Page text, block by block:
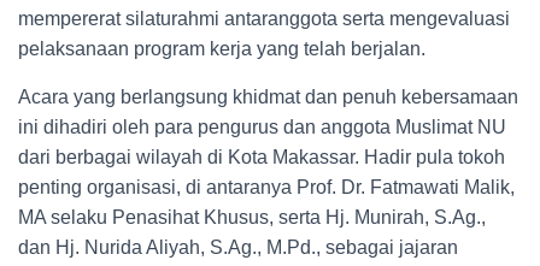
mempererat silaturahmi antaranggota serta mengevaluasi
pelaksanaan program kerja yang telah berjalan.
Acara yang berlangsung khidmat dan penuh kebersamaan
ini dihadiri oleh para pengurus dan anggota Muslimat NU
dari berbagai wilayah di Kota Makassar. Hadir pula tokoh
penting organisasi, di antaranya Prof. Dr. Fatmawati Malik,
MA selaku Penasihat Khusus, serta Hj. Munirah, S.Ag.,
dan Hj. Nurida Aliyah, S.Ag., M.Pd., sebagai jajaran